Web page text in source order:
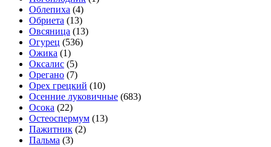
Облепиха (4)
Обриета (13)
Овсяница (13)
Огурец (536)
Ожика (1)
Оксалис (5)
Орегано (7)
Орех грецкий (10)
Осенние луковичные (683)
Осока (22)
Остеоспермум (13)
Пажитник (2)
Пальма (3)